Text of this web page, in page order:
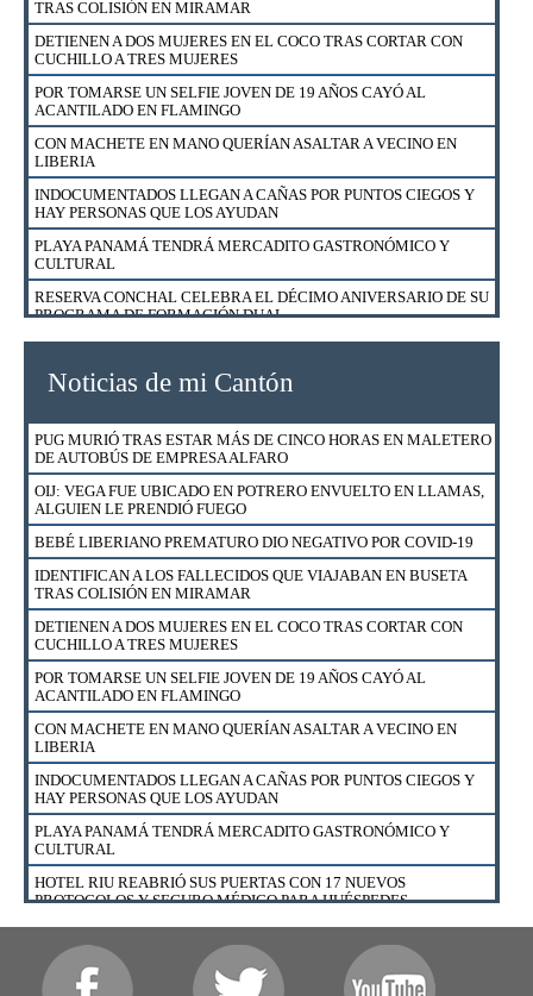
TRAS COLISIÓN EN MIRAMAR
DETIENEN A DOS MUJERES EN EL COCO TRAS CORTAR CON
CUCHILLO A TRES MUJERES
POR TOMARSE UN SELFIE JOVEN DE 19 AÑOS CAYÓ AL
ACANTILADO EN FLAMINGO
CON MACHETE EN MANO QUERÍAN ASALTAR A VECINO EN
LIBERIA
INDOCUMENTADOS LLEGAN A CAÑAS POR PUNTOS CIEGOS Y
HAY PERSONAS QUE LOS AYUDAN
PLAYA PANAMÁ TENDRÁ MERCADITO GASTRONÓMICO Y
CULTURAL
RESERVA CONCHAL CELEBRA EL DÉCIMO ANIVERSARIO DE SU
PROGRAMA DE FORMACIÓN DUAL
FUERZA PÚBLICA RESCATÓ A 23 GALLOS DE NICOYA
DETIENEN A HOMBRE Y MUJER EN BARRIO ESQUIPULAS EN
SANTA CRUZ
EXTRANJEROS EN CONDICIÓN DE TURISTAS PODRÁN UTILIZAR
SU LICENCIA DE CONDUCIR HASTA EL 18 DE AGOSTO
¿CÓMO APLICAR PARA UN FINANCIAMIENTO DE VIVIENDA CON
BONO EN EL BANCO NACIONAL?
DETIENEN A VENDEDOR DE DROGA AL MENUDEO EN CURIME
NICOYA
CAZADOR DETENIDO CON CARNE DE LA ESPECIE VENADO
COLA BLANCA EN SECTOR MURCIÉLAGO DEL ACG
BIZARRAP, DUKI, RYAN CASTRO, ESHCONINCO Y DISTO
ESTARÁN EN EL BEACH FEST CR EN PLAYA TAMARINDO
ESTO DICE BANCO NACIONAL SOBRE ALLANAMIENTO DE OIJ
EN SUCURSAL EN ESPARZA
Noticias de mi Cantón
PUG MURIÓ TRAS ESTAR MÁS DE CINCO HORAS EN MALETERO
DE AUTOBÚS DE EMPRESA ALFARO
OIJ: VEGA FUE UBICADO EN POTRERO ENVUELTO EN LLAMAS,
ALGUIEN LE PRENDIÓ FUEGO
BEBÉ LIBERIANO PREMATURO DIO NEGATIVO POR COVID-19
IDENTIFICAN A LOS FALLECIDOS QUE VIAJABAN EN BUSETA
TRAS COLISIÓN EN MIRAMAR
DETIENEN A DOS MUJERES EN EL COCO TRAS CORTAR CON
CUCHILLO A TRES MUJERES
POR TOMARSE UN SELFIE JOVEN DE 19 AÑOS CAYÓ AL
ACANTILADO EN FLAMINGO
CON MACHETE EN MANO QUERÍAN ASALTAR A VECINO EN
LIBERIA
INDOCUMENTADOS LLEGAN A CAÑAS POR PUNTOS CIEGOS Y
HAY PERSONAS QUE LOS AYUDAN
PLAYA PANAMÁ TENDRÁ MERCADITO GASTRONÓMICO Y
CULTURAL
HOTEL RIU REABRIÓ SUS PUERTAS CON 17 NUEVOS
PROTOCOLOS Y SEGURO MÉDICO PARA HUÉSPEDES
POLICÍA DE MIGRACIÓN
FUERZA PÚBLICA RESCATÓ A 23 GALLOS DE NICOYA